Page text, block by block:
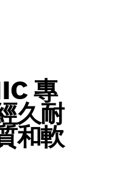
專
久耐
和軟